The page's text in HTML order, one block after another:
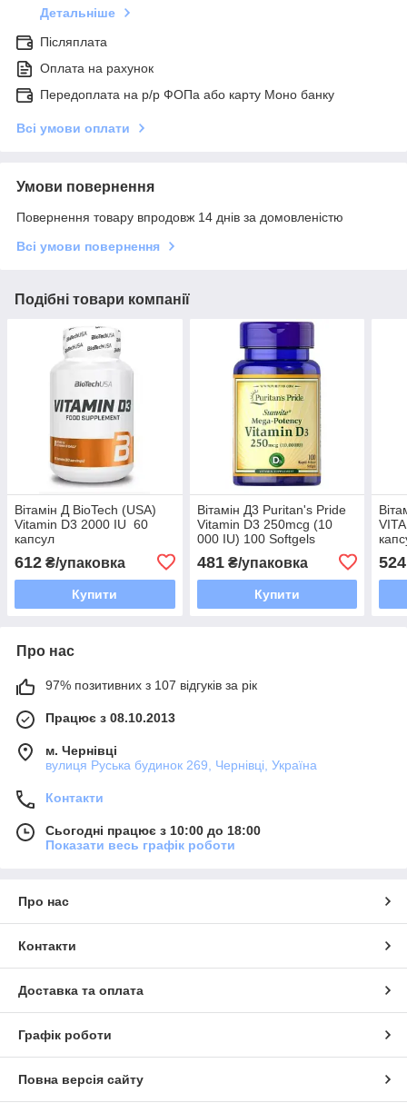
Детальніше
Післяплата
Оплата на рахунок
Передоплата на р/р ФОПа або карту Моно банку
Всі умови оплати
Умови повернення
Повернення товару впродовж 14 днів за домовленістю
Всі умови повернення
Подібні товари компанії
Вітамін Д BioTech (USA)
Vitamin D3 2000 IU 60
капсул
612 ₴/упаковка
Купити
Вітамін Д3 Puritan's Pride
Vitamin D3 250mcg (10
000 IU) 100 Softgels
481₴/упаковка
Купити
524
Про нас
97% позитивних з 107 відгуків за рік
Працює з 08.10.2013
м. Чернівці
вулиця Руська будинок 269, Чернівці, Україна
Контакти
Сьогодні працює з 10:00 до 18:00
Показати весь графік роботи
Про нас
Контакти
Доставка та оплата
Графік роботи
Повна версія сайту